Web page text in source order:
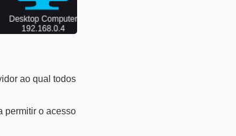
ao qual todos
permitir o acesso